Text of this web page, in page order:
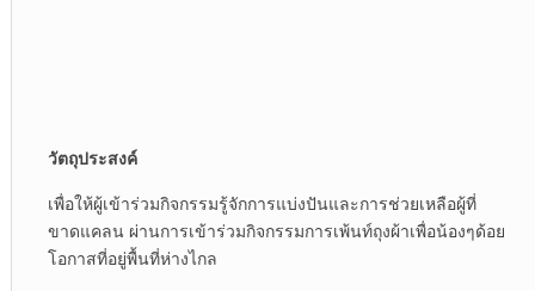
วัตถุประสงค์
เพื่อให้ผู้เข้าร่วมกิจกรรมรู้จักการแบ่งปันและการช่วยเหลือผู้ที่
ขาดแคลน ผ่านการเข้าร่วมกิจกรรมการเพ้นท์ถุงผ้าเพื่อน้องๆด้อย
โอกาสที่อยู่พื้นที่ห่างไกล